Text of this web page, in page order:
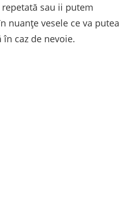
sau ii putem
nuanțe vesele ce va putea
caz de nevoie.